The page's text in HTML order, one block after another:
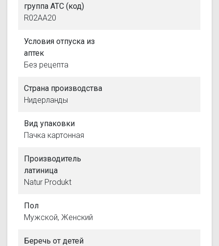
группа АТС (код)
R02AA20
Условия отпуска из
аптек
Без рецепта
Страна производства
Нидерланды
Вид упаковки
Пачка картонная
Производитель
латиница
Natur Produkt
Пол
Мужской, Женский
Беречь от детей